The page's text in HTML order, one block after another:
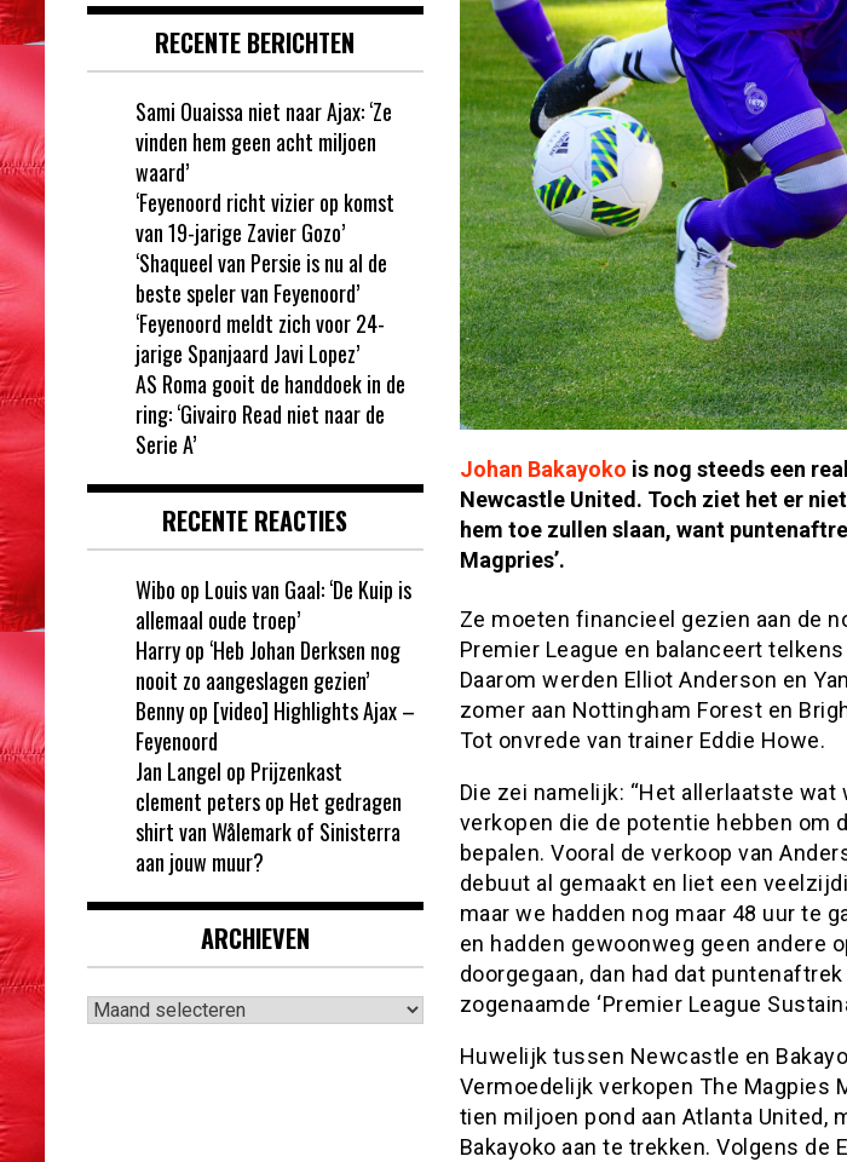
Johan Bakayoko is nog steeds een
Newcastle United. Toch ziet het er
hem toe zullen slaan, want
Magpries’.
Ze moeten financieel gezien aan de
Premier League en balanceert
Daarom werden Elliot Anderson en
zomer aan Nottingham Forest en
Tot onvrede van trainer Eddie Howe.
Die zei namelijk: “Het allerlaatste
verkopen die de potentie hebben om
bepalen. Vooral de verkoop van
debuut al gemaakt en liet een
maar we hadden nog maar 48 uur te
en hadden gewoonweg geen andere
doorgegaan, dan had dat
zogenaamde ‘Premier League
Huwelijk tussen Newcastle en
Vermoedelijk verkopen The Magpies
tien miljoen pond aan Atlanta United,
Bakayoko aan te trekken. Volgens de
RECENTE BERICHTEN
Sami Ouaissa niet naar Ajax: ‘Ze
vinden hem geen acht miljoen
waard’
‘Feyenoord richt vizier op komst
van 19-jarige Zavier Gozo’
‘Shaqueel van Persie is nu al de
beste speler van Feyenoord’
‘Feyenoord meldt zich voor 24-
jarige Spanjaard Javi Lopez’
AS Roma gooit de handdoek in de
ring: ‘Givairo Read niet naar de
Serie A’
RECENTE REACTIES
Wibo op Louis van Gaal: ‘De Kuip is
allemaal oude troep’
Harryop ‘Heb Johan Derksen nog
nooit zo aangeslagen gezien’
Bennyop [video] Highlights Ajax –
Feyenoord
Jan Langel op Prijzenkast
clement petersop Het gedragen
shirt van Wålemark of Sinisterra
aan jouw muur?
ARCHIEVEN
Archieven